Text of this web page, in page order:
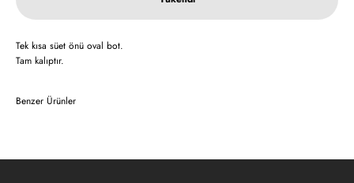
Tek kısa süet önü oval bot.
Tam kalıptır.
Benzer Ürünler